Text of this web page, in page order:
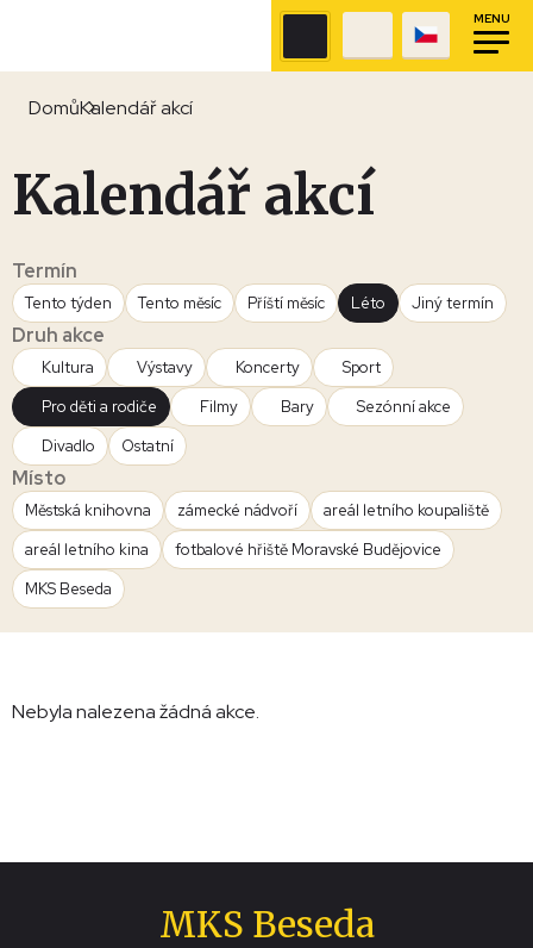
MENU
DomůKalendář akcí
Kalendář akcí
Termín
Tento týden Tento měsíc Příští měsíc Léto Jiný termín
Druh akce
Kultura Výstavy Koncerty
Sport
Pro děti a rodiče
Filmy Bary
Sezónní akce
Divadlo
Ostatní
Místo
Městská knihovna zámecké nádvoří
areál letního koupaliště
areál letního kina
fotbalové hřiště Moravské Budějovice
MKS Beseda
Nebyla nalezena žádná akce.
MKS Beseda